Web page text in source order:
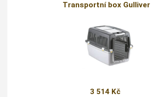
Transportní box Gulliver
3 514 Kč